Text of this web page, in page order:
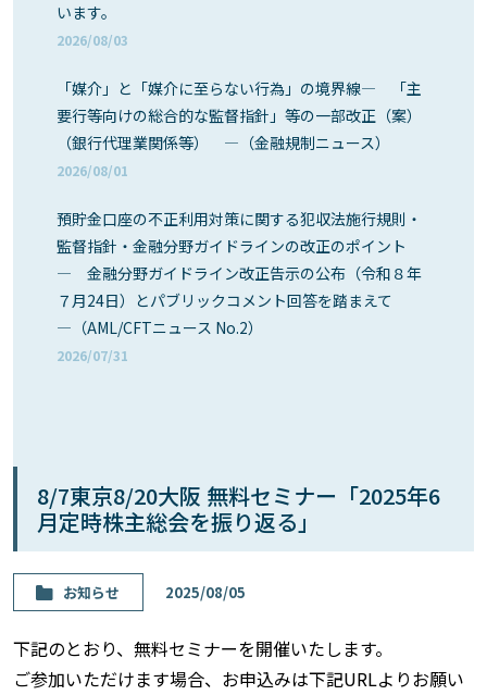
います。
2026/08/03
「媒介」と「媒介に至らない行為」の境界線― 「主
要行等向けの総合的な監督指針」等の一部改正（案）
（銀行代理業関係等） ―（金融規制ニュース）
2026/08/01
預貯金口座の不正利用対策に関する犯収法施行規則・
監督指針・金融分野ガイドラインの改正のポイント
― 金融分野ガイドライン改正告示の公布（令和８年
７月24日）とパブリックコメント回答を踏まえて
―（AML/CFTニュース No.2）
2026/07/31
8/7東京8/20大阪 無料セミナー「2025年6
月定時株主総会を振り返る」
お知らせ 2025/08/05
下記のとおり、無料セミナーを開催いたします。
ご参加いただけます場合、お申込みは下記URLよりお願い